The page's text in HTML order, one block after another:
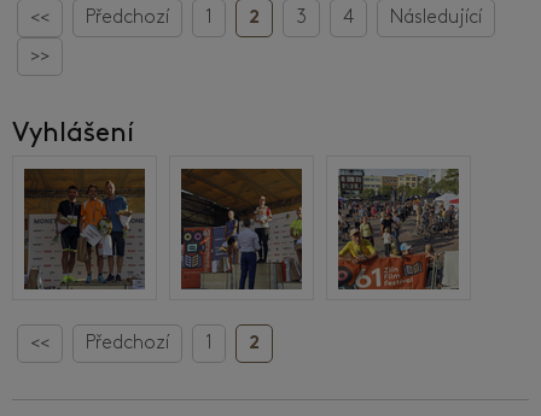
<< Předchozí 1 2 3 4
Následující
>>
Vyhlášení
<< Předchozí 1 2